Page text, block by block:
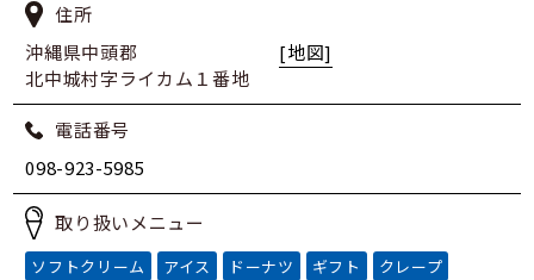
住所
沖縄県中頭郡
北中城村字ライカム１番地
[地図]
電話番号
098-923-5985
取り扱いメニュー
ソフトクリーム アイス ドーナツ ギフト
クレープ